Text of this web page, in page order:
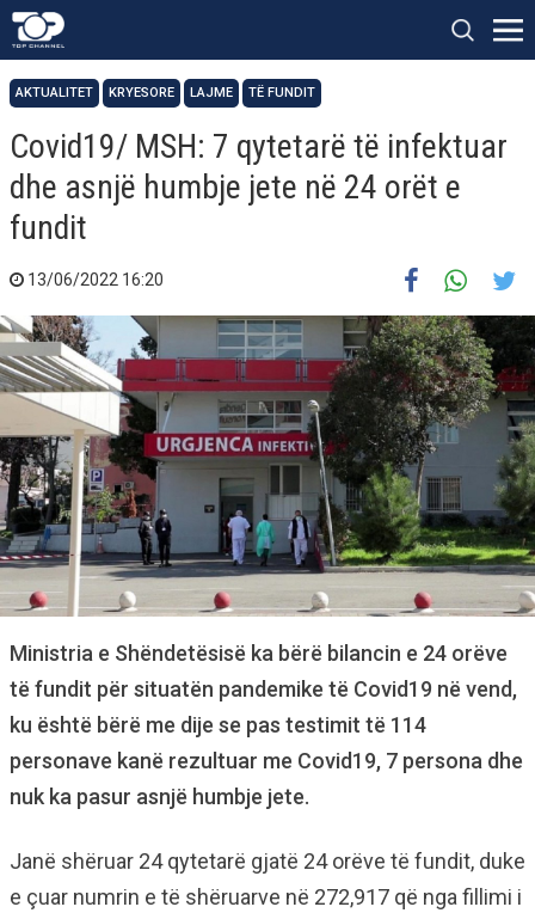
AKTUALITET KRYESORE LAJME TË FUNDIT
Covid19/ MSH: 7 qytetarë të infektuar
dhe asnjë humbje jete në 24 orët e
fundit
13/06/2022 16:20
Ministria e Shëndetësisë ka bërë bilancin e 24 orëve
të fundit për situatën pandemike të Covid19 në vend,
ku është bërë me dije se pas testimit të 114
personave kanë rezultuar me Covid19, 7 persona dhe
nuk ka pasur asnjë humbje jete.
Janë shëruar 24 qytetarë gjatë 24 orëve të fundit, duke
e çuar numrin e të shëruarve në 272,917 që nga fillimi i